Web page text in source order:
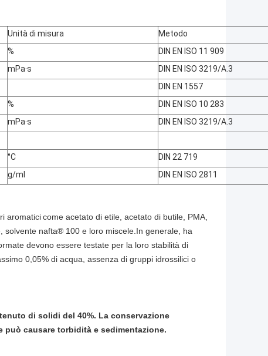
Unitàdi misura
Metodo
%
DIN EN ISO 11 909
mPa·s
DIN EN ISO 3219/A.3
DIN EN 1557
%
DIN EN ISO 10 283
mPa·s
DIN EN ISO 3219/A.3
°C
DIN 22 719
g/ml DIN EN ISO 2811
aromaticicome acetato di etile, acetato di butile, PMA,
solvente nafta® 100 e loro miscele. In generale, ha
devono essere testate per la loro stabilità di
0,05% di acqua, assenza di gruppi idrossilici o
di solidi del 40%. La conservazione
causare torbidità e sedimentazione.